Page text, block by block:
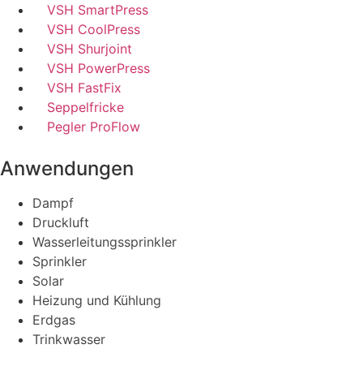
VSH SmartPress
VSH CoolPress
VSH Shurjoint
VSH PowerPress
VSH FastFix
Seppelfricke
Pegler ProFlow
Anwendungen
Dampf
Druckluft
Wasserleitungssprinkler
Sprinkler
Solar
Heizung und Kühlung
Erdgas
Trinkwasser